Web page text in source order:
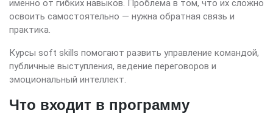
именно от гибких навыков. Проблема в том, что их сложно
освоить самостоятельно — нужна обратная связь и
практика.
Курсы soft skills помогают развить управление командой,
публичные выступления, ведение переговоров и
эмоциональный интеллект.
Что входит в программу